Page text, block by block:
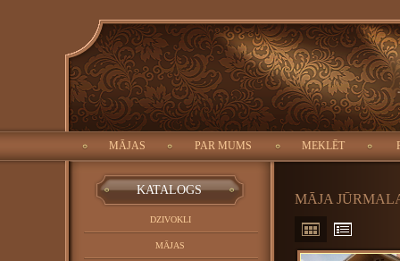
MĀJAS PAR MUMS MEKLĒT
ID: Meklēt: Objekta tips: Pilsēta:
KATALOGS
DZIVOKLI
MĀJAS
MĀJA